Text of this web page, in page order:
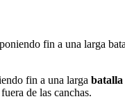
fin a una larga
fin a una larga batalla
de las canchas.